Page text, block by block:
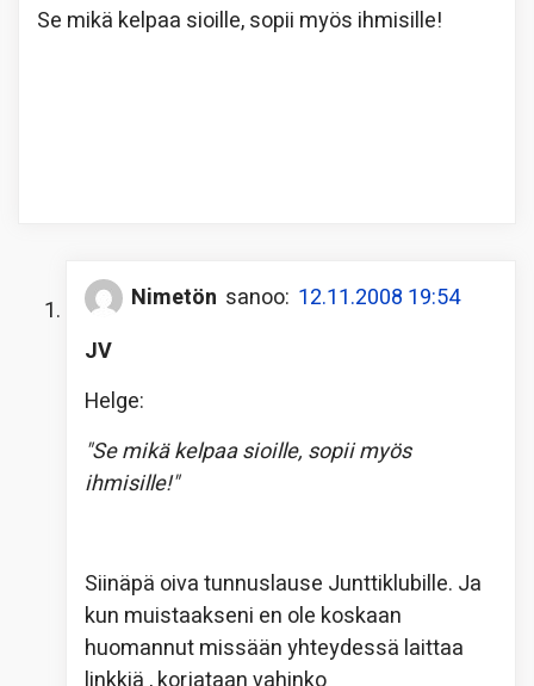
Se mikä kelpaa sioille, sopii myös ihmisille!
Nimetön sanoo: 12.11.2008 19:54
JV
Helge:
"Se mikä kelpaa sioille, sopii myös
ihmisille!"
Siinäpä oiva tunnuslause Junttiklubille. Ja
kun muistaakseni en ole koskaan
huomannut missään yhteydessä laittaa